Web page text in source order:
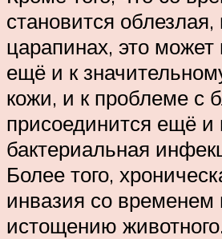
становится облезлая,
царапинах, это может
ещё и к
кожи, и к проблеме с
присоединится ещё и
бактериальная
Более того,
инвазия со временем
истощению